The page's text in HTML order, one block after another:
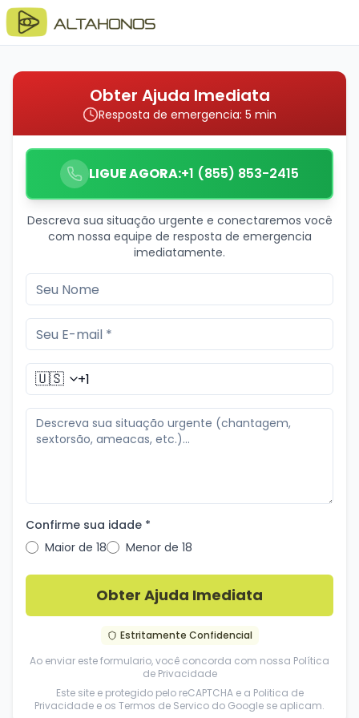
Obter Ajuda Imediata
Resposta de emergencia: 5 min
LIGUE AGORA:+1 (855) 853-2415
Descreva sua situação urgente e conectaremos você
com nossa equipe de resposta de emergencia
imediatamente.
🇺🇸
Confirme sua idade *
Maior de 18
Menor de 18
Obter Ajuda Imediata
Estritamente Confidencial
Ao enviar este formulario, você concorda com nossa Política
de Privacidade
Este site e protegido pelo reCAPTCHA e a Politica de
Privacidade e os Termos de Servico do Google se aplicam.